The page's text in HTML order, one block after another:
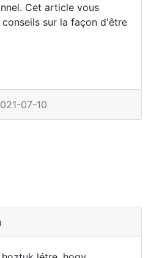
Cet article vous
sur la façon d'être
07-10